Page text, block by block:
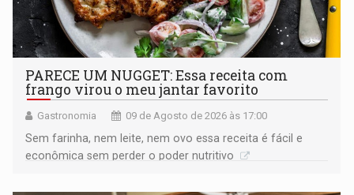
PARECE UM NUGGET: Essa receita com
frango virou o meu jantar favorito
Gastronomia 09 de Agosto de 2026 às 17:00
Sem farinha, nem leite, nem ovo essa receita é fácil e
econômica sem perder o poder nutritivo